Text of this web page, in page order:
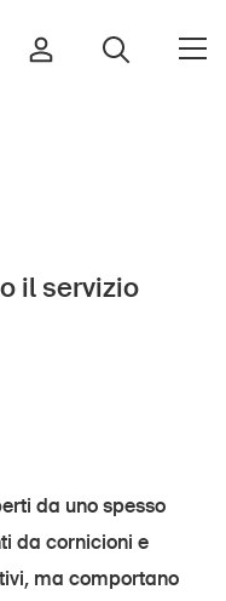
il servizio
da uno spesso
da cornicioni e
ma comportano